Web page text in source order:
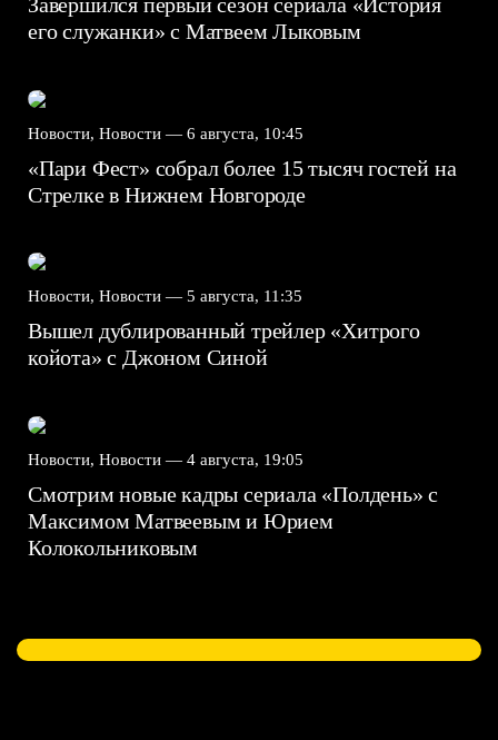
его служанки» с Матвеем Лыковым
Новости, Новости — 6 августа, 10:45
«Пари Фест» собрал более 15 тысяч гостей на
Стрелке в Нижнем Новгороде
Новости, Новости — 5 августа, 11:35
Вышел дублированный трейлер «Хитрого
койота» с Джоном Синой
Новости, Новости — 4 августа, 19:05
Смотрим новые кадры сериала «Полдень» с
Максимом Матвеевым и Юрием
Колокольниковым